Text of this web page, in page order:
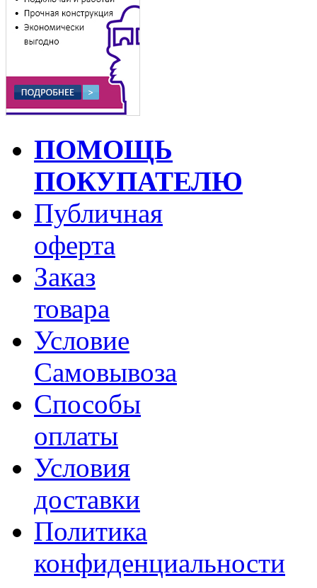
ПОМОЩЬ
ПОКУПАТЕЛЮ
Публичная
оферта
Заказ
товара
Условие
Самовывоза
Способы
оплаты
Условия
доставки
Политика
конфиденциальности